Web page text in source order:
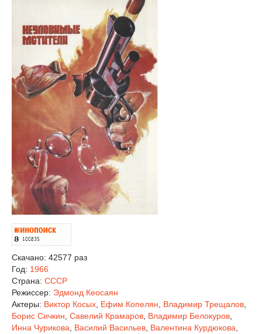
Скачано: 42577 раз
Год: 1966
Страна: СССР
Режиссер: Эдмонд Кеосаян
Актеры: Виктор Косых Ефим Копелян Владимир Трещалов
Борис Сичкин Савелий Крамаров Владимир Белокуров
Инна Чурикова
Василий Васильев Валентина Курдюкова